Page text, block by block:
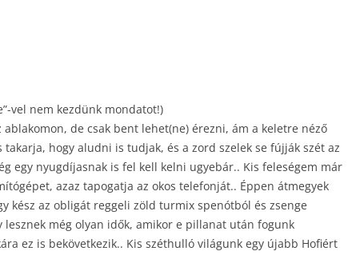
vel nem kezdünk mondatot!)
ablakomon, de csak bent lehet(ne) érezni, ám a keletre néző
takarja, hogy aludni is tudjak, és a zord szelek se fújják szét az
egy nyugdíjasnak is fel kell kelni ugyebár.. Kis feleségem már
azaz tapogatja az okos telefonját.. Éppen átmegyek
kész az obligát reggeli zöld turmix spenótból és zsenge
még olyan idők, amikor e pillanat után fogunk
ez is bekövetkezik.. Kis széthulló világunk egy újabb Hofiért